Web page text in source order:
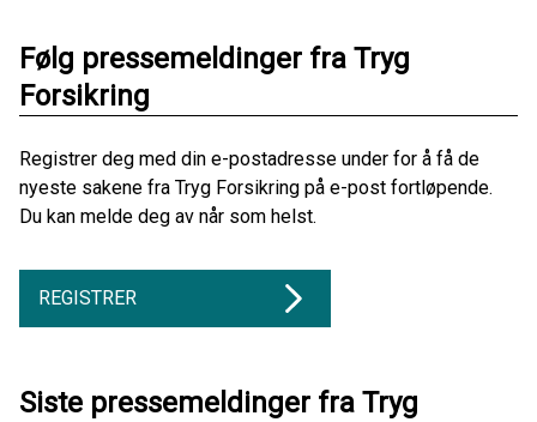
Følg pressemeldinger fra Tryg
Forsikring
Registrer deg med din e-postadresse under for å få de
nyeste sakene fra Tryg Forsikring på e-post fortløpende.
Du kan melde deg av når som helst.
REGISTRER
Siste pressemeldinger fra Tryg